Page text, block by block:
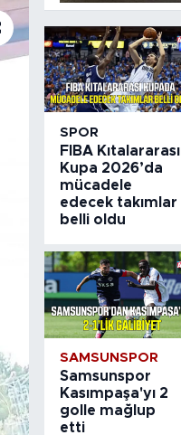
SPOR
FIBA Kıtalararası
Kupa 2026’da
mücadele
edecek takımlar
belli oldu
SAMSUNSPOR
Samsunspor
Kasımpaşa'yı 2
golle mağlup
etti